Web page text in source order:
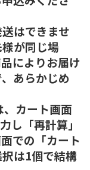
はできませ
が同じ場
によりお届け
あらかじめ
カート画面
し「再計算」
での「カート
は1個で結構